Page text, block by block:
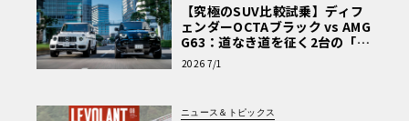
【究極のSUV比較試乗】ディフ
ェンダーOCTAブラック vs AMG
G63：道なき道を征く2台の「対
極的アプローチ」
2026 7/1
ニュース＆トピックス